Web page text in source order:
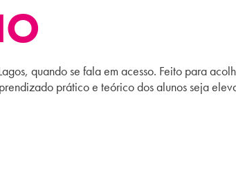
quando se fala em acesso. Feito para
prático e teórico dos alunos seja